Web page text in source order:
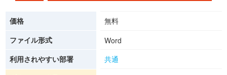
価格
無料
ファイル形式
Word
利用されやすい部署
共通